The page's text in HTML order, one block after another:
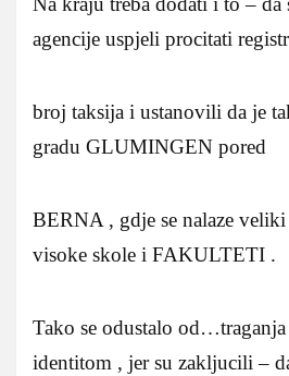
agencije uspjeli procitati
broj taksija i ustanovili da je
gradu GLUMINGEN pored
BERNA , gdje se nalaze
visoke skole i FAKULTETI .
Tako se odustalo
identitom , jer su zakljucili –